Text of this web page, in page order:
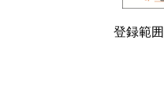
登録範